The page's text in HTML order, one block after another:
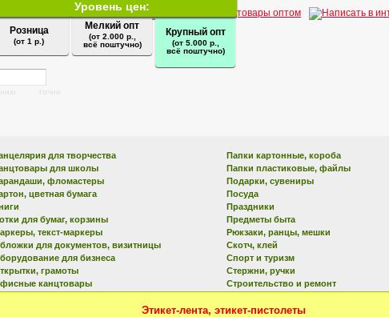
Уровень цен:
Розница
(от 1 р.)
Мелкий опт
(от 2.000 р.,
всё поштучно)
Крупный опт
(от 5.000 р.,
всё поштучно)
для творчества
для школы
фломастеры
цветная бумага
для бумаг, корзины
текст-маркеры
для документов, визитницы
для бизнеса
грамоты
канцтовары
Папки картонные, короба
Папки пластиковые, файлы
Подарки, сувениры
Посуда
Праздники
Предметы быта
Рюкзаки, ранцы, мешки
Скотч, клей
Спорт и туризм
Стержни, ручки
Строительство и ремонт
Этикет-лента, этикет-пистолеты